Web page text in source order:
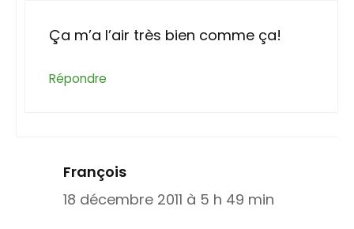
Ça m’a l’air très bien comme ça!
Répondre
François
18 décembre 2011 à 5 h 49 min